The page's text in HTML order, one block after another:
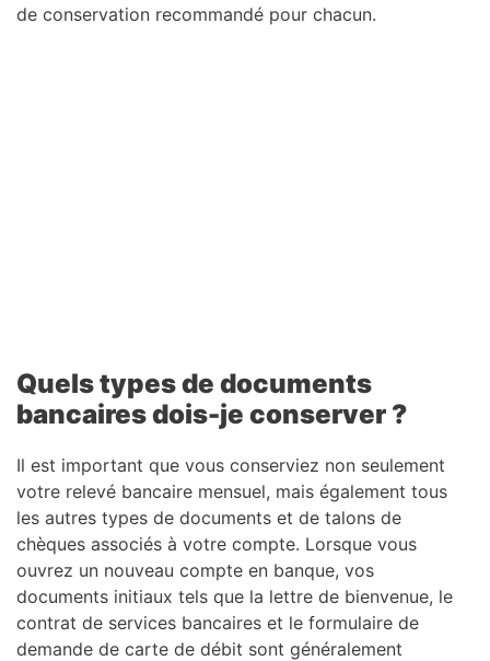
de conservation recommandé pour chacun.
Quels types de documents
bancaires dois-je conserver ?
Il est important que vous conserviez non seulement
votre relevé bancaire mensuel, mais également tous
les autres types de documents et de talons de
chèques associés à votre compte. Lorsque vous
ouvrez un nouveau compte en banque, vos
documents initiaux tels que la lettre de bienvenue, le
contrat de services bancaires et le formulaire de
demande de carte de débit sont généralement